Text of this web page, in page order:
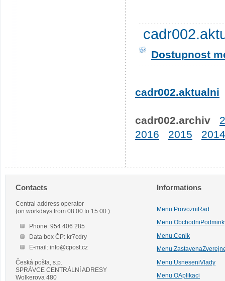
Dostupnost
cadr002.aktualni
cadr002.archiv
2016
2015 2014
Contacts
Central address operator
(on workdays from 08.00 to 15.00.)
Phone: 954 406 285
Data box ČP: kr7cdry
E-mail: info@cpost.cz
Česká pošta, s.p.
SPRÁVCE CENTRÁLNÍ ADRESY
Wolkerova 480
Informations
Menu.ProvozniRad
Menu.Cenik
Menu.UsneseniVlady
Menu.OAplikaci